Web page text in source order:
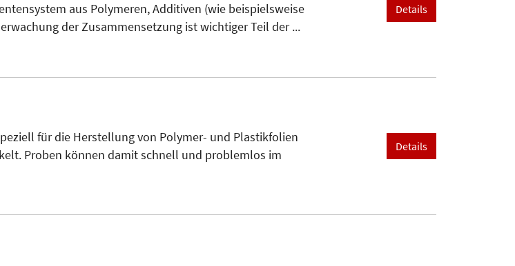
aus Polymeren, Additiven (wie beispielsweise
der Zusammensetzung ist wichtiger Teil der ...
Details
für die Herstellung von Polymer- und Plastikfolien
Proben können damit schnell und problemlos im
Details